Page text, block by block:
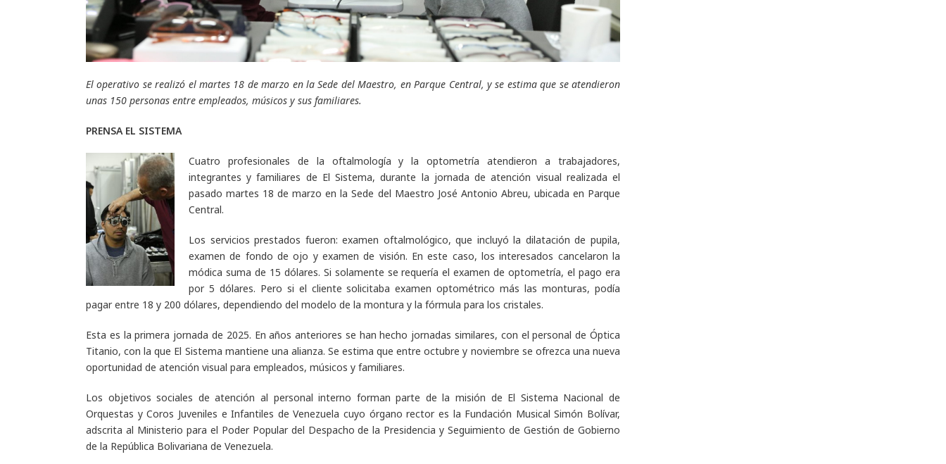
El operativo se realizó el martes 18 de marzo en la Sede del Maestro, en Parque Central, y se estima que se atendieron
unas 150 personas entre empleados, músicos y sus familiares.
PRENSA EL SISTEMA
Cuatro profesionales de la oftalmología y la optometría atendieron a trabajadores,
integrantes y familiares de El Sistema, durante la jornada de atención visual realizada el
pasado martes 18 de marzo en la Sede del Maestro José Antonio Abreu, ubicada en Parque
Central.
Los servicios prestados fueron: examen oftalmológico, que incluyó la dilatación de pupila,
examen de fondo de ojo y examen de visión. En este caso, los interesados cancelaron la
módica suma de 15 dólares. Si solamente se requería el examen de optometría, el pago era
por 5 dólares. Pero si el cliente solicitaba examen optométrico más las monturas, podía
pagar entre 18 y 200 dólares, dependiendo del modelo de la montura y la fórmula para los cristales.
Esta es la primera jornada de 2025. En años anteriores se han hecho jornadas similares, con el personal de Óptica
Titanio, con la que El Sistema mantiene una alianza. Se estima que entre octubre y noviembre se ofrezca una nueva
oportunidad de atención visual para empleados, músicos y familiares.
Los objetivos sociales de atención al personal interno forman parte de la misión de El Sistema Nacional de
Orquestas y Coros Juveniles e Infantiles de Venezuela cuyo órgano rector es la Fundación Musical Simón Bolívar,
adscrita al Ministerio para el Poder Popular del Despacho de la Presidencia y Seguimiento de Gestión de Gobierno
de la República Bolivariana de Venezuela.